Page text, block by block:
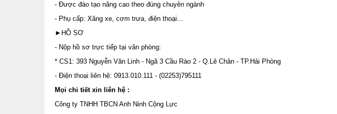
- Được đào tạo nâng cao theo đúng chuyên ngành
- Phụ cấp: Xăng xe, cơm trưa, điện thoại...
►HỒ SƠ
- Nộp hồ sơ trực tiếp tại văn phòng:
* CS1: 393 Nguyễn Văn Linh - Ngã 3 Cầu Rào 2 - Q.Lê Chân - TP.Hải Phòng
- Điện thoại liên hệ: 0913.010.111 - (02253)795111
Mọi chi tiết xin liên hệ :
Công ty TNHH TBCN Anh Ninh Cộng Lực